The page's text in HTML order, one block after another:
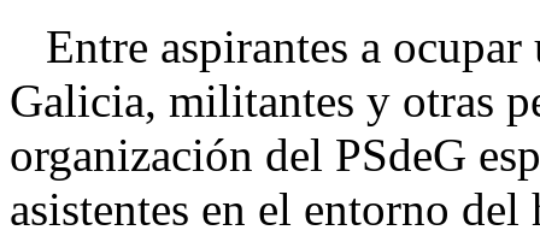
Entre aspirantes a ocupar
Galicia, militantes y otras
organización del PSdeG
asistentes en el entorno